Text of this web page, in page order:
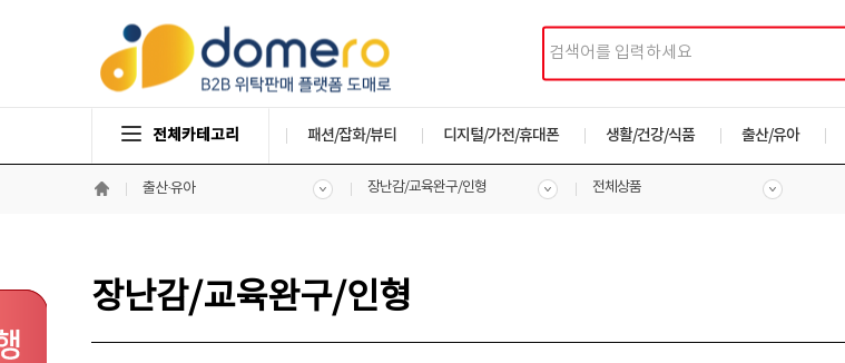
전체카테고리 패션/잡화/뷰티 디지털/가전/휴대폰 생활/건강/식품 출산/유아
출산·유아 장난감/교육완구/인형 전체상품
장난감/교육완구/인형